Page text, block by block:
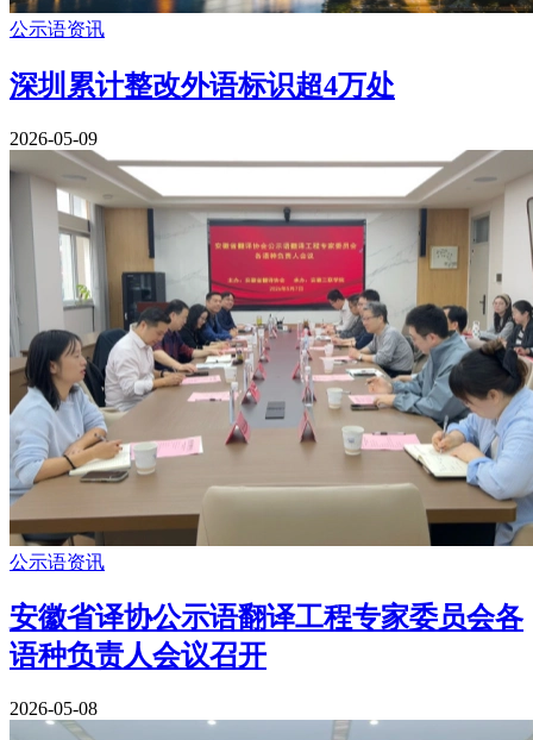
公示语资讯
深圳累计整改外语标识超4万处
2026-05-09
公示语资讯
安徽省译协公示语翻译工程专家委员会各
语种负责人会议召开
2026-05-08